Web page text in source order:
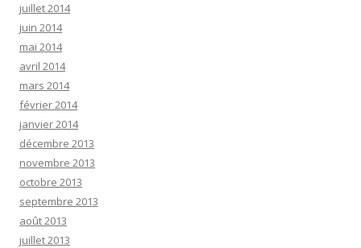
juillet 2014
juin 2014
mai 2014
avril 2014
mars 2014
février 2014
janvier 2014
décembre 2013
novembre 2013
octobre 2013
septembre 2013
août 2013
juillet 2013